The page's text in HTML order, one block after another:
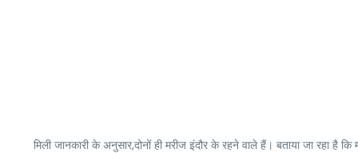
मिली जानकारी के अनुसार,दोनों ही मरीज इंदौर के रहने वाले हैं। बताया जा रहा है